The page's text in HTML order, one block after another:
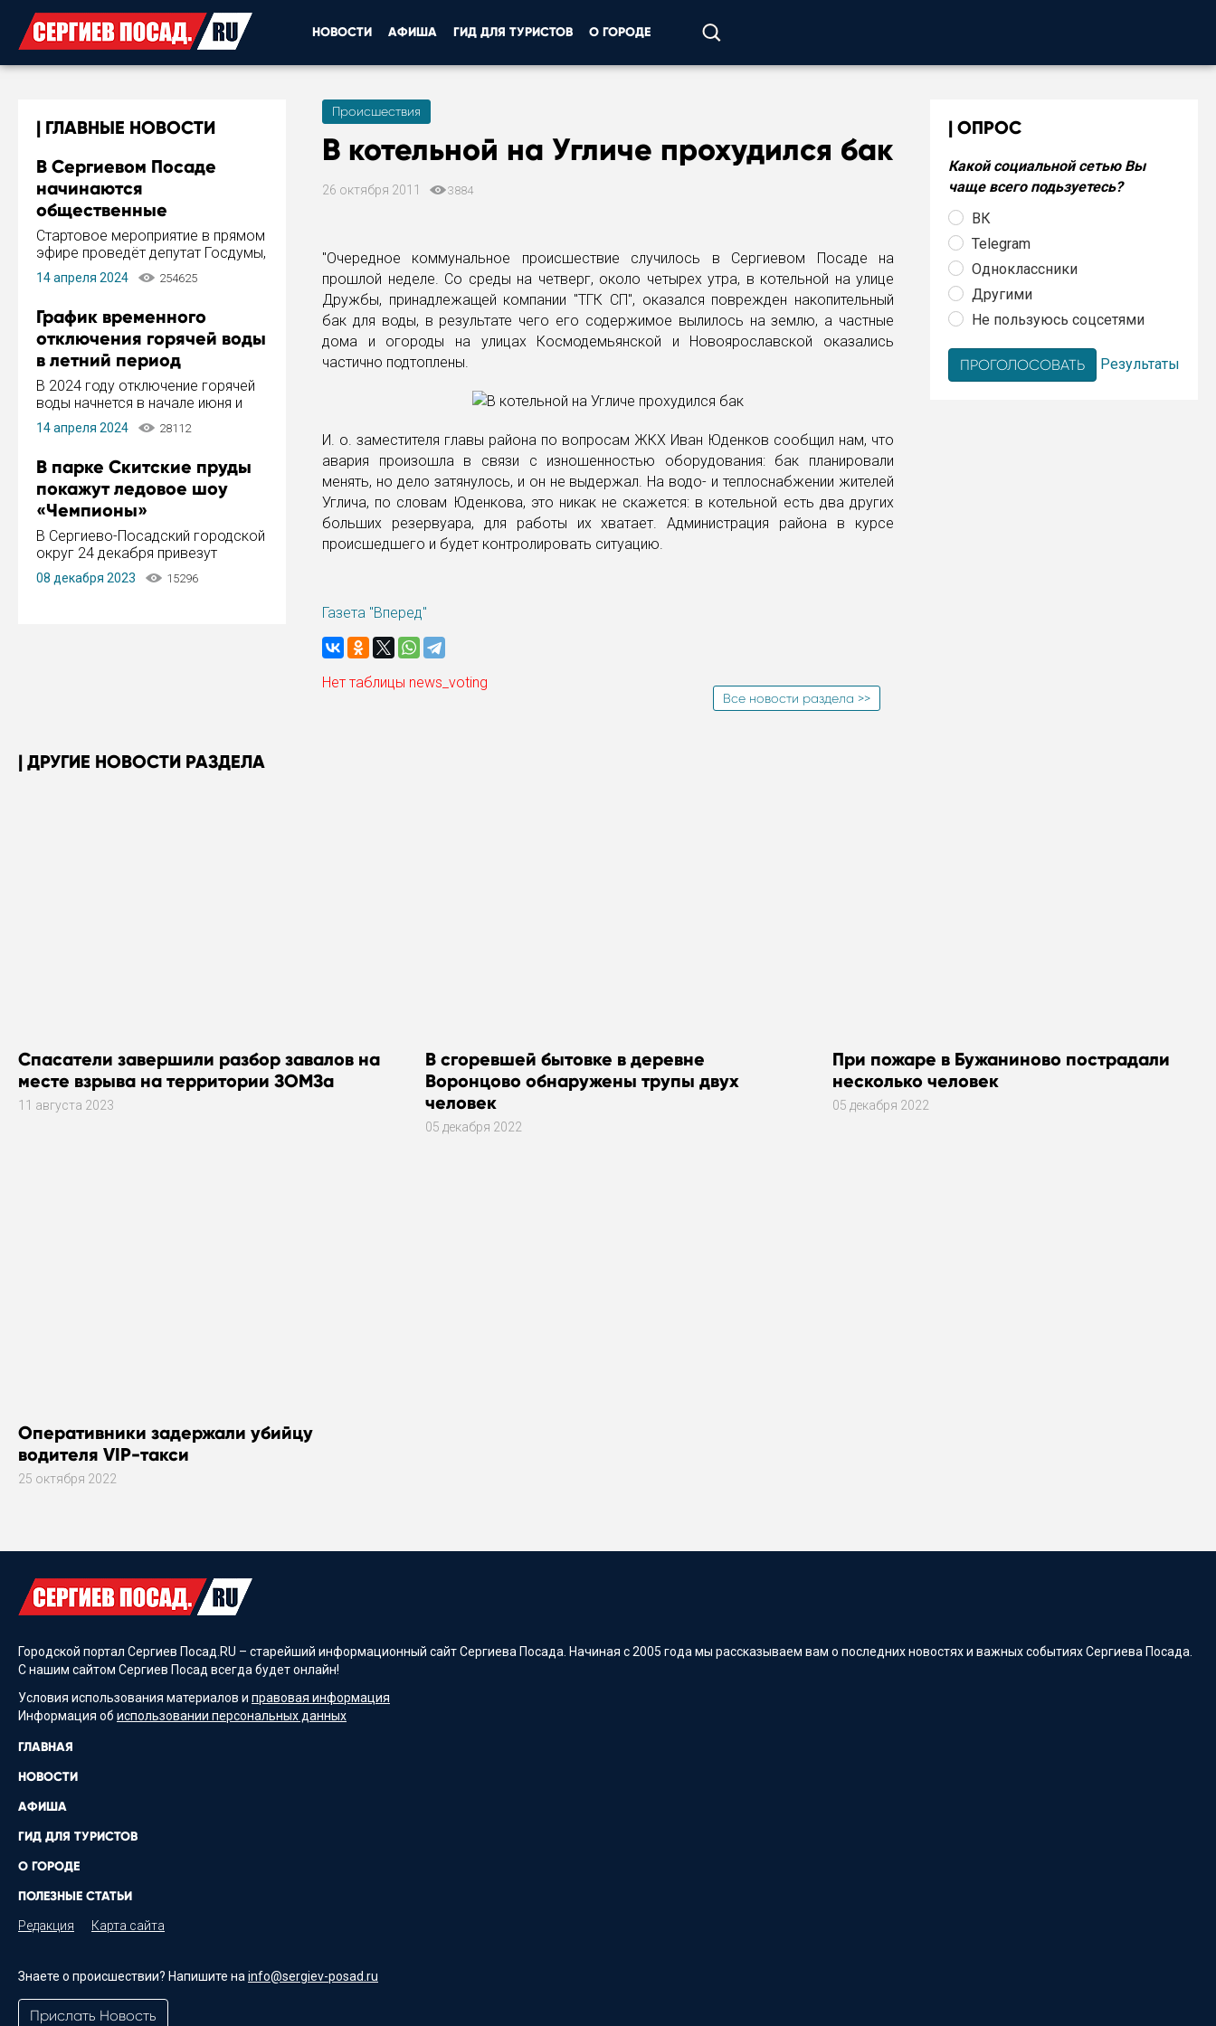
НОВОСТИ АФИША ГИД ДЛЯ ТУРИСТОВ О ГОРОДЕ
ГЛАВНЫЕ НОВОСТИ
В Сергиевом Посаде
начинаются
общественные
обсуждения Стратегии
развития города
Стартовое мероприятие в прямом
эфире проведёт депутат Госдумы,
инициатор и автор Концепции
развития Сергиева Посада и
Пахомов.
14 апреля 2024 254625
График временного
отключения горячей воды
в летний период
В 2024 году отключение горячей
воды начнется в начале июня и
завершится в конце августа.
Период отключения составит не
14 апреля 2024 28112
В парке Скитские пруды
покажут ледовое шоу
«Чемпионы»
В Сергиево-Посадский городской
округ 24 декабря привезут
ледовый тур «Чемпионы»
заслуженного мастера спорта,
08 декабря 2023 15296
Происшествия
В котельной на Угличе прохудился бак
26 октября 2011 3884
"Очередное коммунальное происшествие случилось в Сергиевом Посаде на
прошлой неделе. Со среды на четверг, около четырех утра, в котельной на улице
Дружбы, принадлежащей компании "ТГК СП", оказался поврежден накопительный
бак для воды, в результате чего его содержимое вылилось на землю, а частные
дома и огороды на улицах Космодемьянской и Новоярославской оказались
частично подтоплены.
И. о. заместителя главы района по вопросам ЖКХ Иван Юденков сообщил нам, что
авария произошла в связи с изношенностью оборудования: бак планировали
менять, но дело затянулось, и он не выдержал. На водо- и теплоснабжении жителей
Углича, по словам Юденкова, это никак не скажется: в котельной есть два других
больших резервуара, для работы их хватает. Администрация района в курсе
происшедшего и будет контролировать ситуацию.
Газета "Вперед"
Нет таблицы news_voting
Все новости раздела >>
ОПРОС
Какой социальной сетью Вы
чаще всего подьзуетесь?
ВК
Telegram
Одноклассники
Другими
Не пользуюсь соцсетями
Результаты
ДРУГИЕ НОВОСТИ РАЗДЕЛА
Спасатели завершили разбор завалов на
месте взрыва на территории ЗОМЗа
11 августа 2023
В сгоревшей бытовке в деревне
Воронцово обнаружены трупы двух
человек
05 декабря 2022
При пожаре в Бужаниново пострадали
несколько человек
05 декабря 2022
Оперативники задержали убийцу
водителя VIP-такси
25 октября 2022
Городской портал Сергиев Посад.RU – старейший информационный сайт Сергиева Посада. Начиная с 2005 года мы рассказываем вам о последних новостях и важных событиях Сергиева Посада.
С нашим сайтом Сергиев Посад всегда будет онлайн!
Условия использования материалов и правовая информация
Информация об использовании персональных данных
ГЛАВНАЯ
НОВОСТИ
АФИША
ГИД ДЛЯ ТУРИСТОВ
О ГОРОДЕ
ПОЛЕЗНЫЕ СТАТЬИ
Редакция Карта сайта
Знаете о происшествии? Напишите на info@sergiev-posad.ru
Прислать Новость